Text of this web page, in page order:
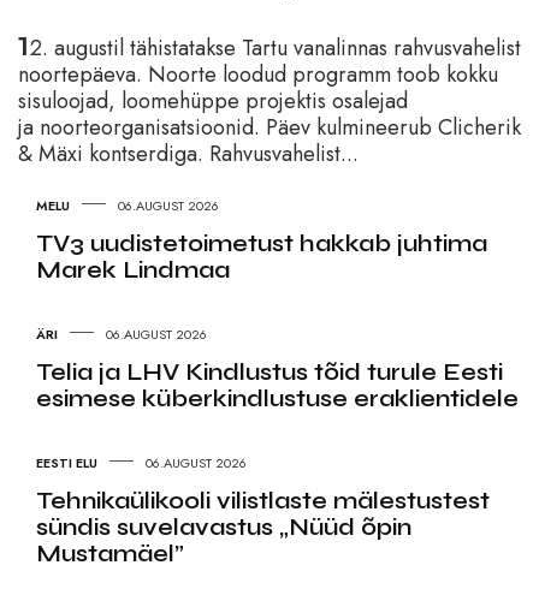
12. augustil tähistatakse Tartu vanalinnas rahvusvahelist
noortepäeva. Noorte loodud programm toob kokku
sisuloojad, loomehüppe projektis osalejad
ja noorteorganisatsioonid. Päev kulmineerub Clicherik
& Mäxi kontserdiga. Rahvusvahelist...
MELU 06.AUGUST 2026
TV3 uudistetoimetust hakkab juhtima
Marek Lindmaa
ÄRI 06.AUGUST 2026
Telia ja LHV Kindlustus tõid turule Eesti
esimese küberkindlustuse eraklientidele
EESTI ELU 06.AUGUST 2026
Tehnikaülikooli vilistlaste mälestustest
sündis suvelavastus „Nüüd õpin
Mustamäel”